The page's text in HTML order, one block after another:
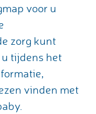
voor u
zorg kunt
tijdens het
vinden met